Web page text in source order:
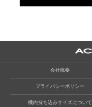
会社概要
プライバシーポリシー
機内持ち込みサイズについて